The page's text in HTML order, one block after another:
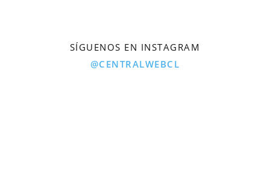
SÍGUENOS EN INSTAGRAM
@CENTRALWEBCL